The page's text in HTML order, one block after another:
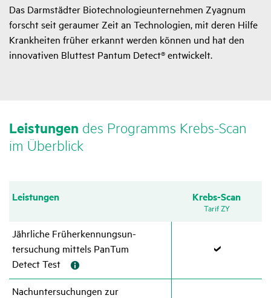
Das Darmstädter Biotechnologieunternehmen Zyagnum
forscht seit geraumer Zeit an Technologien, mit deren Hilfe
Krankheiten früher erkannt werden können und hat den
innovativen Bluttest Pantum Detect® entwickelt.
Leis­tungen des Programms Krebs-Scan
im Über­blick
Leis­tungen Krebs-Scan
Tarif ZY
Jähr­liche Früh­er­ken­nungs­un­
ter­su­chung mittels PanTum
Detect Test
fend
Nach­un­ter­su­chungen zur